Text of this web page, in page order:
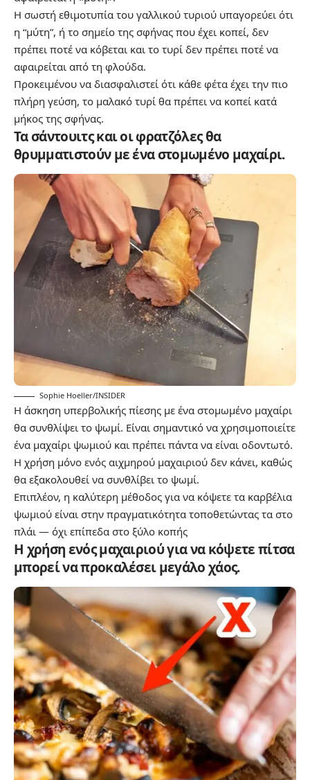
Η σωστή εθιμοτυπία του γαλλικού τυριού υπαγορεύει ότι
η “μύτη”, ή το σημείο της σφήνας που έχει κοπεί, δεν
πρέπει ποτέ να κόβεται και το τυρί δεν πρέπει ποτέ να
αφαιρείται από τη φλούδα.
Προκειμένου να διασφαλιστεί ότι κάθε φέτα έχει την πιο
πλήρη γεύση, το μαλακό τυρί θα πρέπει να κοπεί κατά
μήκος της σφήνας.
Τα σάντουιτς και οι φρατζόλες θα
θρυμματιστούν με ένα στομωμένο μαχαίρι.
Sophie Hoeller/INSIDER
Η άσκηση υπερβολικής πίεσης με ένα στομωμένο μαχαίρι
θα συνθλίψει το ψωμί. Είναι σημαντικό να χρησιμοποιείτε
ένα μαχαίρι ψωμιού και πρέπει πάντα να είναι οδοντωτό.
Η χρήση μόνο ενός αιχμηρού μαχαιριού δεν κάνει, καθώς
θα εξακολουθεί να συνθλίβει το ψωμί.
Επιπλέον, η καλύτερη μέθοδος για να κόψετε τα καρβέλια
ψωμιού είναι στην πραγματικότητα τοποθετώντας τα στο
πλάι — όχι επίπεδα στο ξύλο κοπής
Η χρήση ενός μαχαιριού για να κόψετε πίτσα
μπορεί να προκαλέσει μεγάλο χάος.